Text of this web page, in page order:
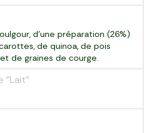
d’une préparation (26%)
de quinoa, de pois
de graines de courge.
"Lait"